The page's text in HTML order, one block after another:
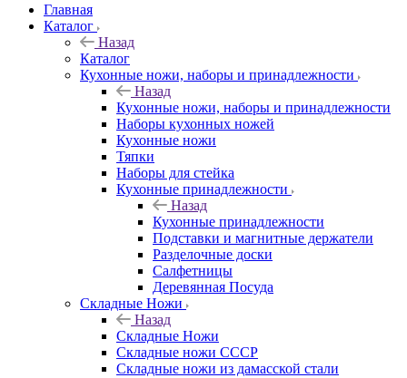
Главная
Каталог
Назад
Каталог
Кухонные ножи, наборы и принадлежности
Назад
Кухонные ножи, наборы и принадлежности
Наборы кухонных ножей
Кухонные ножи
Тяпки
Наборы для стейка
Кухонные принадлежности
Назад
Кухонные принадлежности
Подставки и магнитные держатели
Разделочные доски
Салфетницы
Деревянная Посуда
Складные Ножи
Назад
Складные Ножи
Cкладные ножи СССР
Складные ножи из дамасской стали